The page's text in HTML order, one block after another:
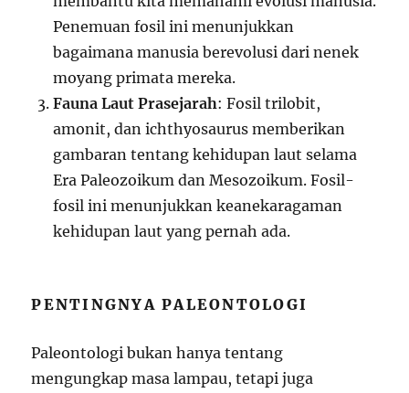
Penemuan fosil ini menunjukkan
bagaimana manusia berevolusi dari nenek
moyang primata mereka.
Fauna Laut Prasejarah: Fosil trilobit,
amonit, dan ichthyosaurus memberikan
gambaran tentang kehidupan laut selama
Era Paleozoikum dan Mesozoikum. Fosil-
fosil ini menunjukkan keanekaragaman
kehidupan laut yang pernah ada.
PENTINGNYA PALEONTOLOGI
Paleontologi bukan hanya tentang
mengungkap masa lampau, tetapi juga